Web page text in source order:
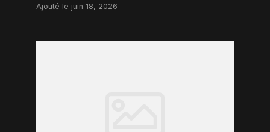
Ajouté le juin 18, 2026